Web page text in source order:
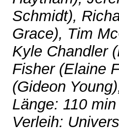
Schmidt),
Grace), Tim
Kyle Chandler
Fisher (Elaine
(Gideon
Länge: 110 min
Verleih: